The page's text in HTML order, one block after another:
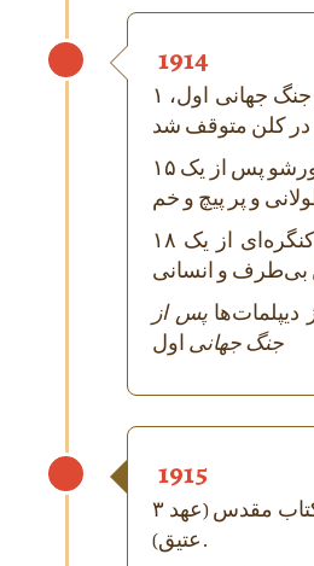
1914
۱ آگوست: به دلیل آغاز جنگ جهانی اول،
۱۵ آگوست: بازگشت به ورشو پس از یک
۱۸ اکتبر: پروژه‌ای برای کنگره‌ای از یک
پس از
جنگ جهانی اول
1915
۳ مارس: ترجمه نهایی کتاب مقدس (عهد
عتیق).